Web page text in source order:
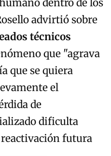
dentro de los
advirtió sobre
técnicos
que "agrava
que se quiera
el
de
dificulta
futura